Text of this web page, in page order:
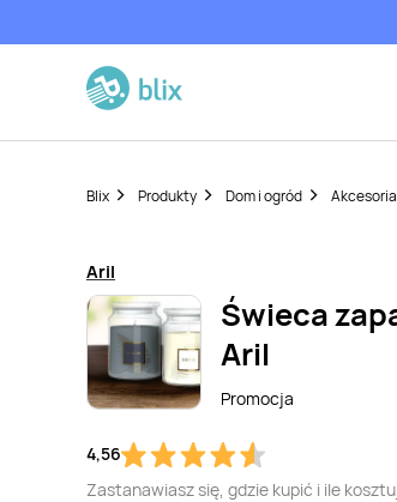
Blix Produkty Dom i ogród
Aril
Świeca
Aril
Promocja
4,56
Zastanawiasz się, gdzie kupić i ile